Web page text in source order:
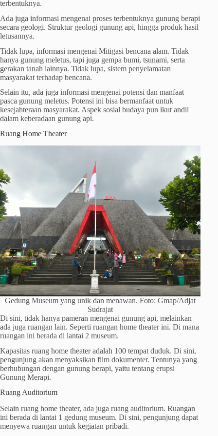
terbentuknya.
Ada juga informasi mengenai proses terbentuknya gunung berapi
secara geologi. Struktur geologi gunung api, hingga produk hasil
letusannya.
Tidak lupa, informasi mengenai Mitigasi bencana alam. Tidak
hanya gunung meletus, tapi juga gempa bumi, tsunami, serta
gerakan tanah lainnya. Tidak lupa, sistem penyelamatan
masyarakat terhadap bencana.
Selain itu, ada juga informasi mengenai potensi dan manfaat
pasca gunung meletus. Potensi ini bisa bermanfaat untuk
kesejahteraan masyarakat. Aspek sosial budaya pun ikut andil
dalam keberadaan gunung api.
Ruang Home Theater
Gedung Museum yang unik dan menawan. Foto: Gmap/Adjat
Sudrajat
Di sini, tidak hanya pameran mengenai gunung api, melainkan
ada juga ruangan lain. Seperti ruangan home theater ini. Di mana
ruangan ini berada di lantai 2 museum.
Kapasitas ruang home theater adalah 100 tempat duduk. Di sini,
pengunjung akan menyaksikan film dokumenter. Tentunya yang
berhubungan dengan gunung berapi, yaitu tentang erupsi
Gunung Merapi.
Ruang Auditorium
Selain ruang home theater, ada juga ruang auditorium. Ruangan
ini berada di lantai 1 gedung museum. Di sini, pengunjung dapat
menyewa ruangan untuk kegiatan pribadi.